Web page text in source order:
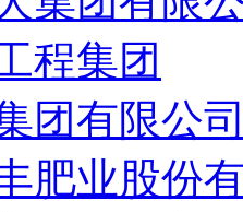
程集团
团有限公
肥业股份